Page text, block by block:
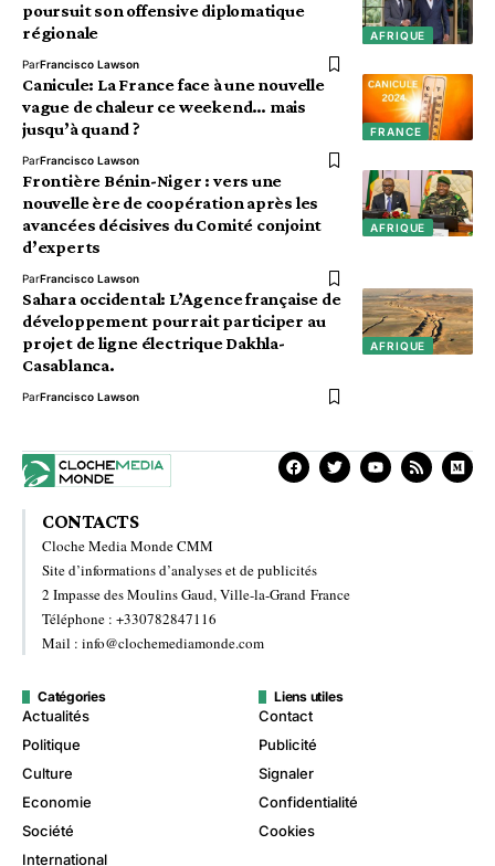
AFRIQUE
poursuit son offensive diplomatique
régionale
ParFrancisco Lawson
FRANCE
Canicule: La France face à une nouvelle
vague de chaleur ce weekend… mais
jusqu’à quand ?
ParFrancisco Lawson
AFRIQUE
Frontière Bénin-Niger : vers une
nouvelle ère de coopération après les
avancées décisives du Comité conjoint
d’experts
ParFrancisco Lawson
AFRIQUE
Sahara occidental: L’Agence française de
développement pourrait participer au
projet de ligne électrique Dakhla-
Casablanca.
ParFrancisco Lawson
CONTACTS
Cloche Media Monde CMM
Site d’informations d’analyses et de publicités
2 Impasse des Moulins Gaud, Ville-la-Grand France
Téléphone : +330782847116
Mail : info@clochemediamonde.com
Catégories
Actualités
Politique
Culture
Economie
Société
International
Liens utiles
Contact
Publicité
Signaler
Confidentialité
Cookies